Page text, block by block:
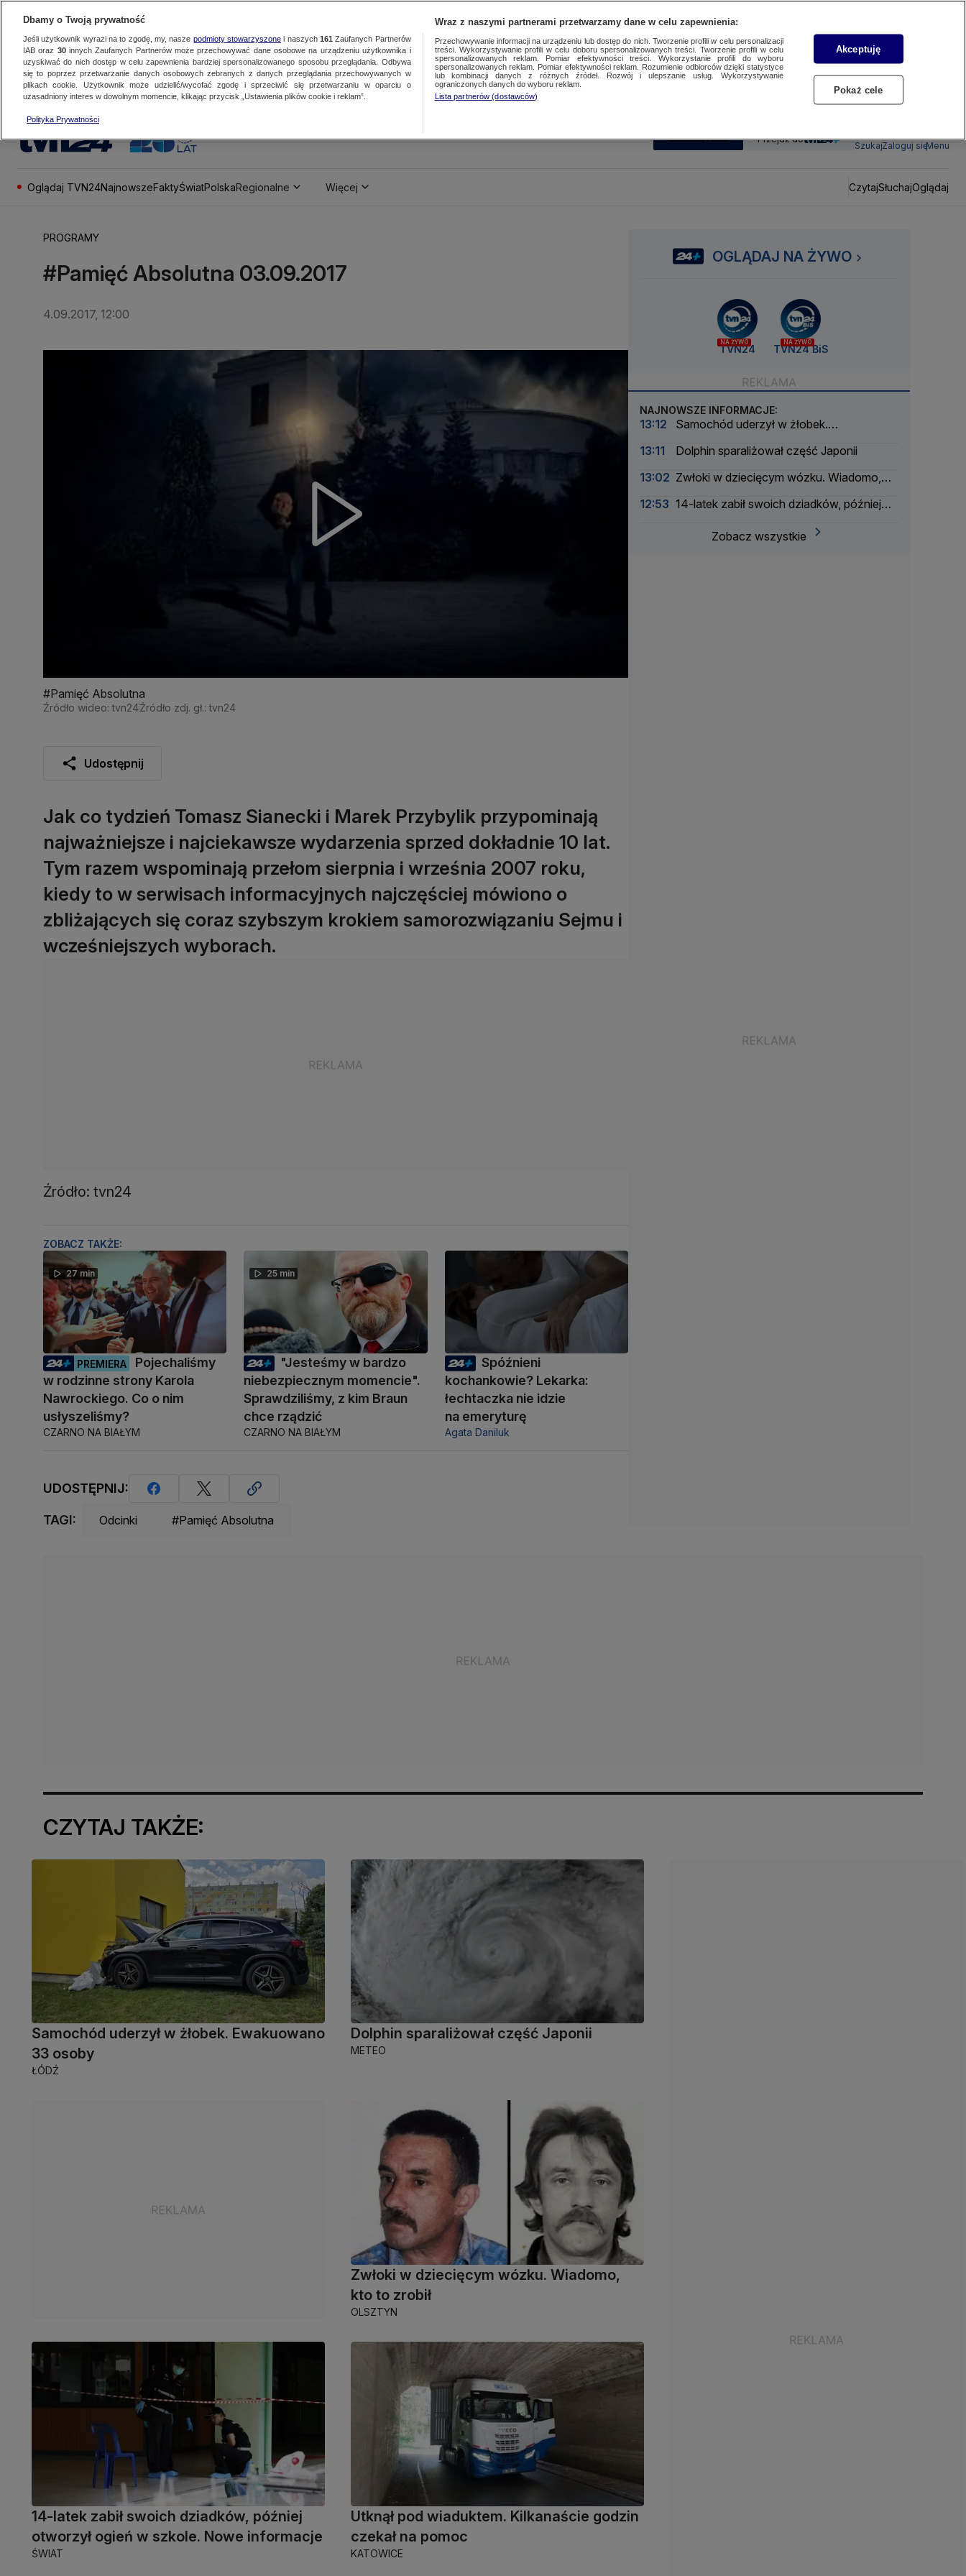
SUBSKRYBUJ Przejdź do
SzukajZaloguj sięMenu
Oglądaj TVN24NajnowszeFaktyŚwiatPolskaRegionalne Więcej CzytajSłuchajOglądaj
PROGRAMY
#Pamięć Absolutna 03.09.2017
4.09.2017, 12:00
#Pamięć Absolutna
Źródło wideo: tvn24Źródło zdj. gł.: tvn24
Udostępnij
Jak co tydzień Tomasz Sianecki i Marek Przybylik przypominają
najważniejsze i najciekawsze wydarzenia sprzed dokładnie 10 lat.
Tym razem wspominają przełom sierpnia i września 2007 roku,
kiedy to w serwisach informacyjnych najczęściej mówiono o
zbliżających się coraz szybszym krokiem samorozwiązaniu Sejmu i
wcześniejszych wyborach.
Źródło: tvn24
ZOBACZ TAKŻE:
27 min
PREMIERA
Pojechaliśmy
w rodzinne strony Karola
Nawrockiego. Co o nim
usłyszeliśmy?
CZARNO NA BIAŁYM
25 min
"Jesteśmy w bardzo
niebezpiecznym momencie".
Sprawdziliśmy, z kim Braun
chce rządzić
CZARNO NA BIAŁYM
Spóźnieni
kochankowie? Lekarka:
łechtaczka nie idzie
na emeryturę
Agata Daniluk
UDOSTĘPNIJ:
TAGI: Odcinki #Pamięć Absolutna
OGLĄDAJ NA ŻYWO
NA ŻYWO
TVN24
NA ŻYWO
TVN24 BiS
NAJNOWSZE INFORMACJE:
13:12
Samochód uderzył w żłobek.
13:11
Dolphin sparaliżował część Japonii
13:02 Zwłoki w dziecięcym wózku. Wiadomo,
12:53 14-latek zabił swoich dziadków, później
Zobacz wszystkie
CZYTAJ TAKŻE:
Samochód uderzył w żłobek. Ewakuowano
33 osoby
ŁÓDŹ
Dolphin sparaliżował część Japonii
METEO
Zwłoki w dziecięcym wózku. Wiadomo,
kto to zrobił
OLSZTYN
14-latek zabił swoich dziadków, później
otworzył ogień w szkole. Nowe informacje
ŚWIAT
Utknął pod wiaduktem. Kilkanaście godzin
czekał na pomoc
KATOWICE
Dbamy o Twoją prywatność
Jeśli użytkownik wyrazi na to zgodę, my, nasze podmioty stowarzyszonei naszych 161 Zaufanych Partnerów
IAB oraz 30innych Zaufanych Partnerów może przechowywać dane osobowe na urządzeniu użytkownika i
uzyskiwać do nich dostęp w celu zapewnienia bardziej spersonalizowanego sposobu przeglądania. Odbywa
się to poprzez przetwarzanie danych osobowych zebranych z danych przeglądania przechowywanych w
plikach cookie. Użytkownik może udzielić/wycofać zgodę i sprzeciwić się przetwarzaniu w oparciu o
uzasadniony interes w dowolnym momencie, klikając przycisk „Ustawienia plików cookie i reklam”.
Polityka Prywatności
Wraz z naszymi partnerami przetwarzamy dane w celu zapewnienia:
Przechowywanie informacji na urządzeniu lub dostęp do nich. Tworzenie profili w celu personalizacji
treści. Wykorzystywanie profili w celu doboru spersonalizowanych treści. Tworzenie profili w celu
spersonalizowanych reklam. Pomiar efektywności treści. Wykorzystanie profili do wyboru
spersonalizowanych reklam. Pomiar efektywności reklam. Rozumienie odbiorców dzięki statystyce
lub kombinacji danych z różnych źródeł. Rozwój i ulepszanie usług. Wykorzystywanie
ograniczonych danych do wyboru reklam.
Lista partnerów (dostawców)
Akceptuję
Pokaż cele